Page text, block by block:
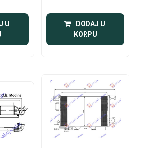
U
DODAJ U
KORPU